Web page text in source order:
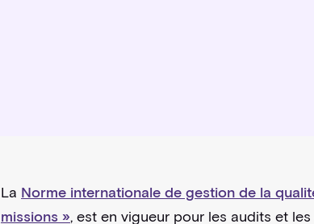
La Norme internationale de gestion de la
missions », est en vigueur pour les audits et